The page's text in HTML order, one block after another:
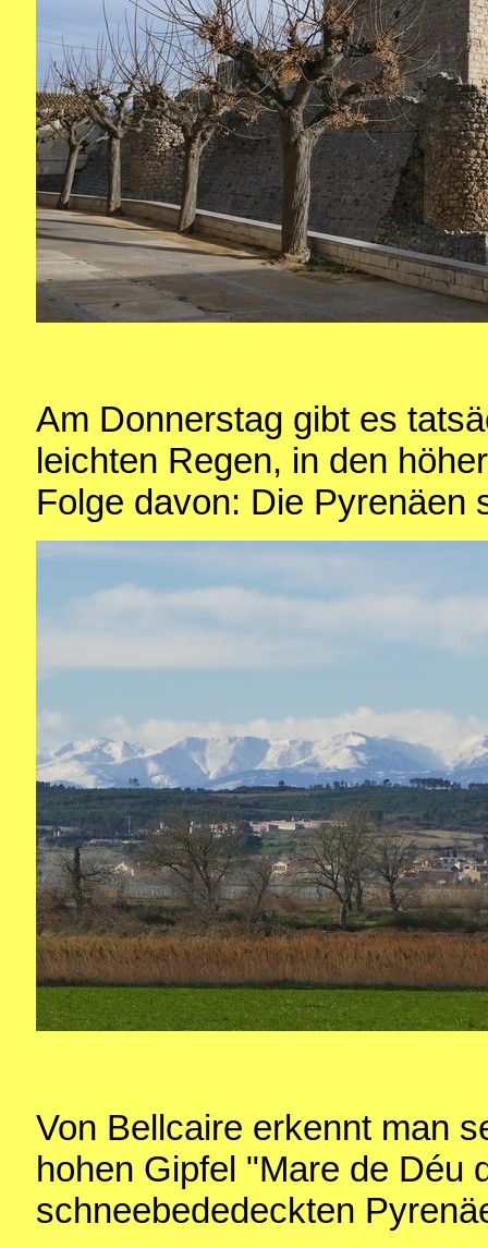
Am Donnerstag gibt es
leichten Regen, in den
Folge davon: Die Pyrenäen
Von Bellcaire erkennt man
hohen Gipfel "Mare de Déu
schneebededeckten